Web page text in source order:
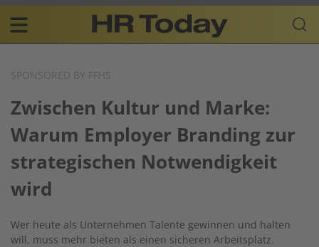
Skip
content
Plattform
für
Resources
navigation
SPONSORED BY FFHS
Zwischen Kultur und Marke:
Warum Employer Branding zur
strategischen Notwendigkeit
wird
Wer heute als Unternehmen Talente gewinnen und halten
will, muss mehr bieten als einen sicheren Arbeitsplatz.